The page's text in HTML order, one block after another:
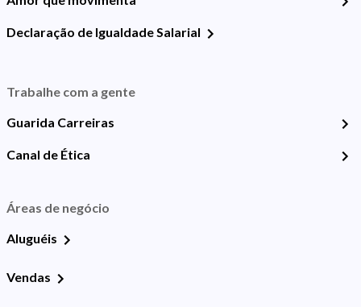
Declaração de Igualdade Salarial
Trabalhe com a gente
Guarida Carreiras
Canal de Ética
Áreas de negócio
Aluguéis
Vendas